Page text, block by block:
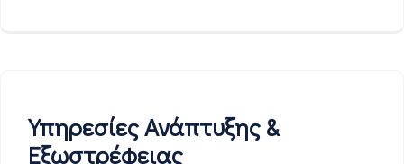
Υπηρεσίες Ανάπτυξης &
Εξωστρέφειας